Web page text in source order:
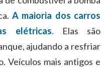
A maioria dos carros
elétricas. Elas são
ajudando a resfriar
Veículos mais antigos e